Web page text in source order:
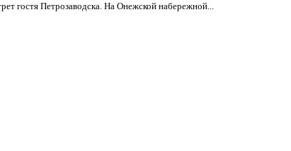
гостя Петрозаводска. На Онежской набережной...